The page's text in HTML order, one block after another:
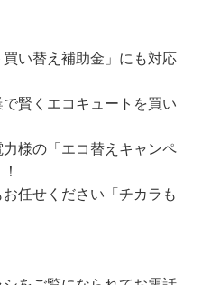
い替え補助金」にも対応
賢くエコキュートを買い
様の「エコ替えキャンペ
任せください「チカラも